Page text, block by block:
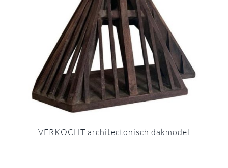
VERKOCHT architectonisch dakmodel